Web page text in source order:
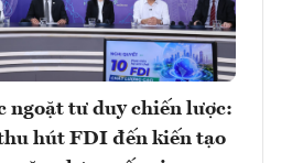
ngoặt tư duy chiến lược:
hút FDI đến kiến tạo